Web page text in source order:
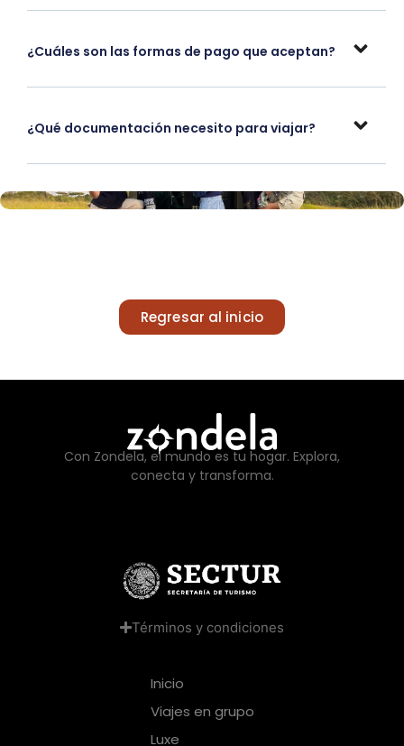
¿Cuáles son las formas de pago que aceptan?
¿Qué documentación necesito para viajar?
Regresar al inicio
Con Zondela, el mundo es tu hogar. Explora,
conecta y transforma.
Términos y condiciones
Inicio
Viajes en grupo
Luxe